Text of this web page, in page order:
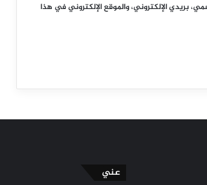
بريدي الإلكتروني، والموقع الإلكتروني في هذا
عني